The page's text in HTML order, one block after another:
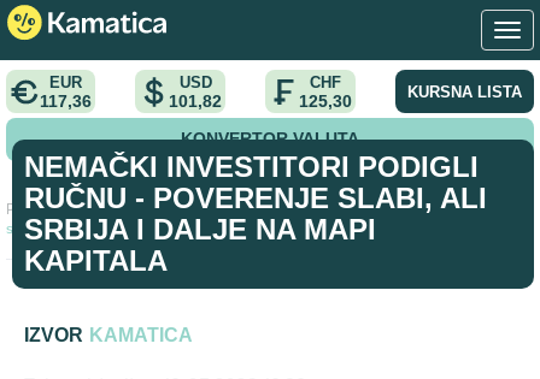
EUR
117,36
USD
101,82
CHF
125,30 KURSNA LISTA
KONVERTOR VALUTA
Početna > analiza >
Nemački investitori podigli ručnu - Poverenje
slabi, ali Srbija i dalje na mapi kapitala
NEMAČKI INVESTITORI PODIGLI
RUČNU - POVERENJE SLABI, ALI
SRBIJA I DALJE NA MAPI
KAPITALA
IZVOR KAMATICA